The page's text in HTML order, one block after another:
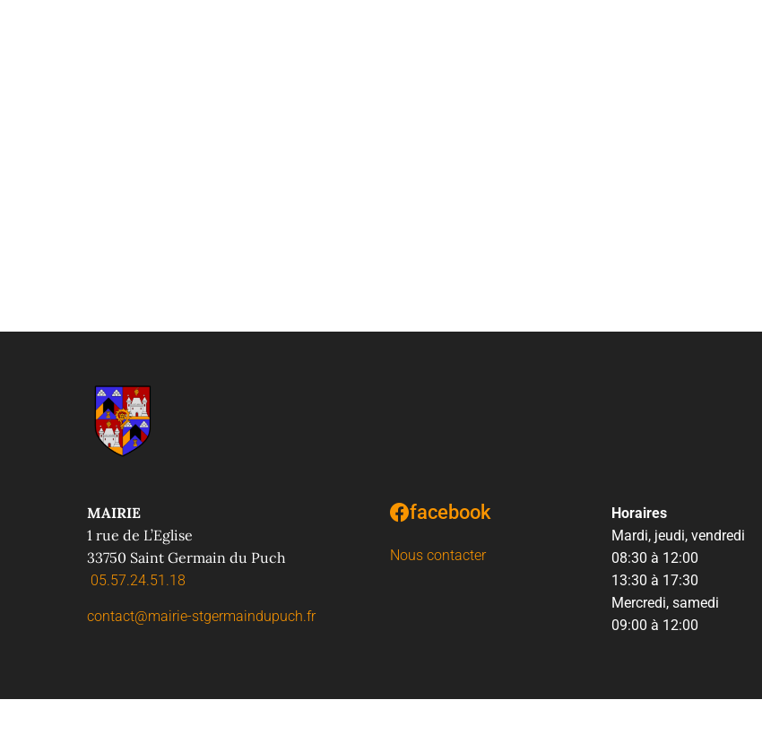
MAIRIE
1 rue de L’Eglise
33750 Saint Germain du Puch
05.57.24.51.18
contact@mairie-stgermaindupuch.fr
facebook
Nous contacter
Horaires
Mardi, jeudi, vendredi
08:30 à 12:00
13:30 à 17:30
Mercredi, samedi
09:00 à 12:00